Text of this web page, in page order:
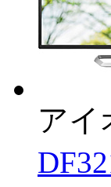
アイ